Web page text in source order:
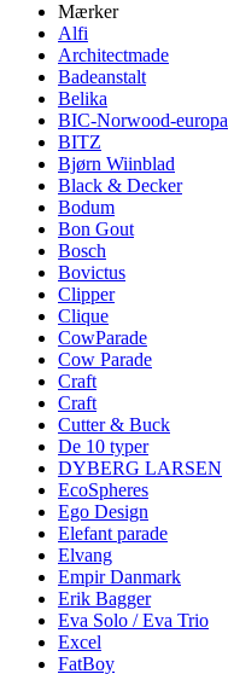
Mærker
Alfi
Architectmade
Badeanstalt
Belika
BIC-Norwood-europa
BITZ
Bjørn Wiinblad
Black & Decker
Bodum
Bon Gout
Bosch
Bovictus
Clipper
Clique
CowParade
Cow Parade
Craft
Craft
Cutter & Buck
De 10 typer
DYBERG LARSEN
EcoSpheres
Ego Design
Elefant parade
Elvang
Empir Danmark
Erik Bagger
Eva Solo / Eva Trio
Excel
FatBoy